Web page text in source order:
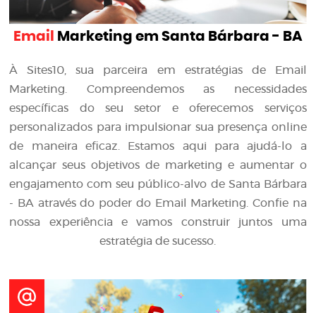
Email Marketing em Santa Bárbara - BA
À Sites10, sua parceira em estratégias de Email
Marketing. Compreendemos as necessidades
específicas do seu setor e oferecemos serviços
personalizados para impulsionar sua presença online
de maneira eficaz. Estamos aqui para ajudá-lo a
alcançar seus objetivos de marketing e aumentar o
engajamento com seu público-alvo de Santa Bárbara
- BA através do poder do Email Marketing. Confie na
nossa experiência e vamos construir juntos uma
estratégia de sucesso.